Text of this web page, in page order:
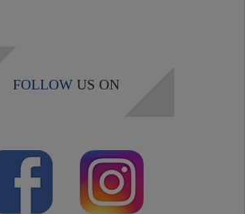
FOLLOWUS ON